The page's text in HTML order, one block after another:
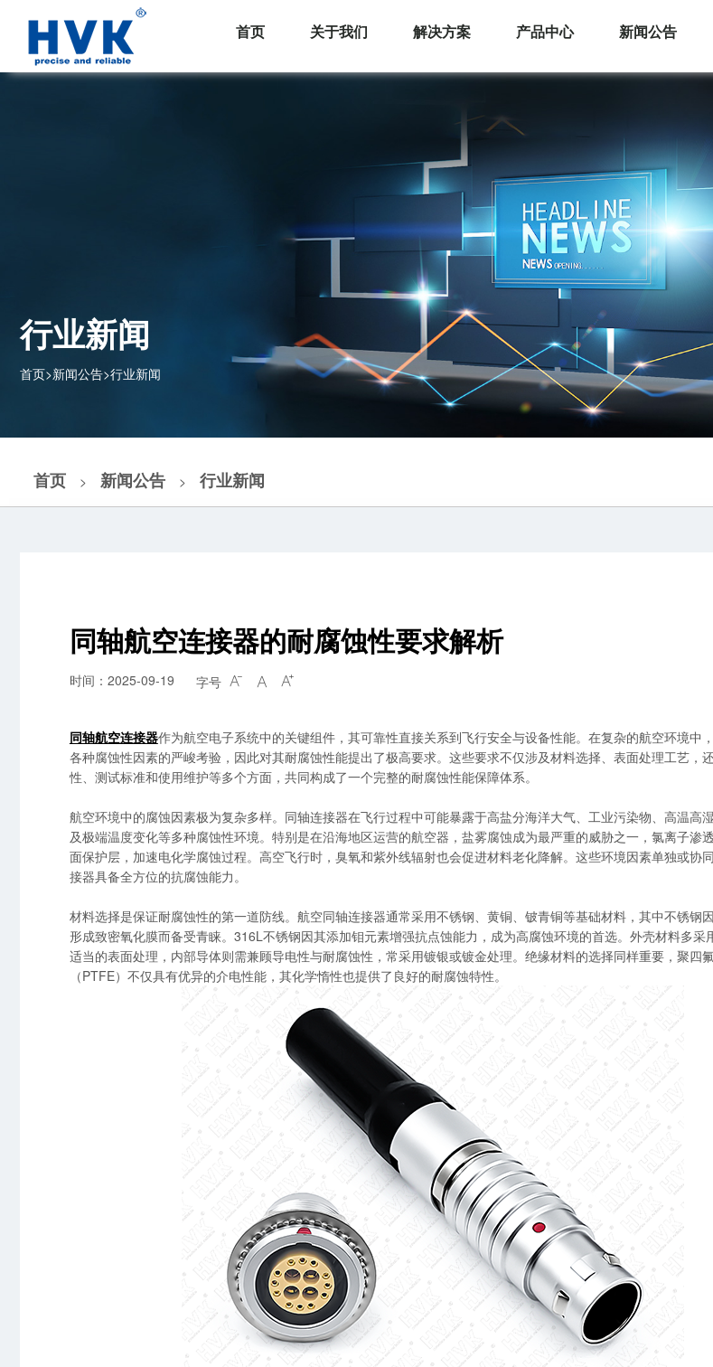
首页 关于我们 解决方案 产品中心 新闻公告
行业新闻
首页>新闻公告>行业新闻
首页 > 新闻公告 > 行业新闻
同轴航空连接器的耐腐蚀性要求解析
时间：2025-09-19 字号   
同轴航空连接器作为航空电子系统中的关键组件，其可靠性直接关系到飞行安全与设备性能。在复杂的航空环境中
各种腐蚀性因素的严峻考验，因此对其耐腐蚀性能提出了极高要求。这些要求不仅涉及材料选择、表面处理工艺，
性、测试标准和使用维护等多个方面，共同构成了一个完整的耐腐蚀性能保障体系。
航空环境中的腐蚀因素极为复杂多样。同轴连接器在飞行过程中可能暴露于高盐分海洋大气、工业污染物、高温高
及极端温度变化等多种腐蚀性环境。特别是在沿海地区运营的航空器，盐雾腐蚀成为最严重的威胁之一，氯离子渗
面保护层，加速电化学腐蚀过程。高空飞行时，臭氧和紫外线辐射也会促进材料老化降解。这些环境因素单独或协
接器具备全方位的抗腐蚀能力。
材料选择是保证耐腐蚀性的第一道防线。航空同轴连接器通常采用不锈钢、黄铜、铍青铜等基础材料，其中不锈钢
形成致密氧化膜而备受青睐。316L不锈钢因其添加钼元素增强抗点蚀能力，成为高腐蚀环境的首选。外壳材料多采
适当的表面处理，内部导体则需兼顾导电性与耐腐蚀性，常采用镀银或镀金处理。绝缘材料的选择同样重要，聚四
（PTFE）不仅具有优异的介电性能，其化学惰性也提供了良好的耐腐蚀特性。